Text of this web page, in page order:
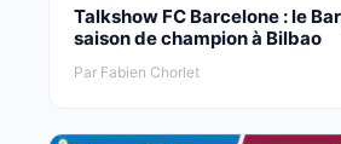
Talkshow FC Barcelone : le
saison de champion à Bilbao
Par Fabien Chorlet